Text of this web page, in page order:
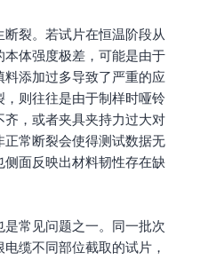
裂。若试片在恒温阶段从
体强度极差，可能是由于
添加过多导致了严重的应
则往往是由于制样时哑铃
，或者夹具夹持力过大对
常断裂会使得测试数据无
面反映出材料韧性存在缺
常见问题之一。同一批次
缆不同部位截取的试片，